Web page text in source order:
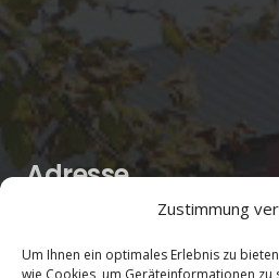
Zustimmung
Um Ihnen ein optimales Erlebnis zu
wie Cookies, um Geräteinformationen zu
Adresse
56626 Andernach